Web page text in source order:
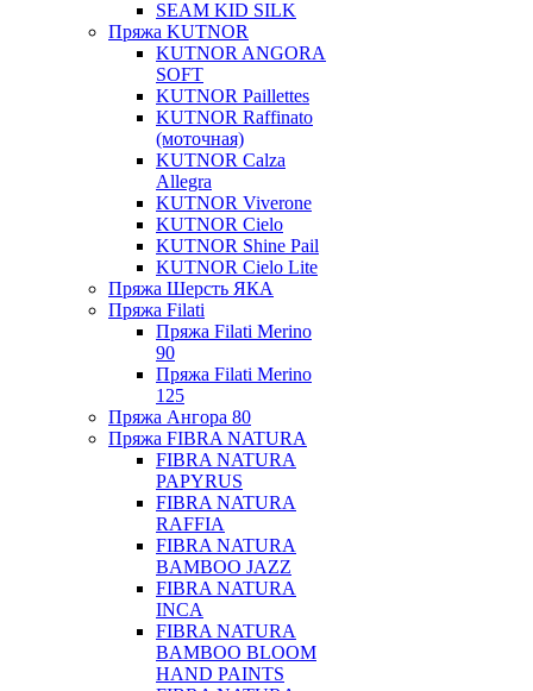
SEAM KID SILK
Пряжа KUTNOR
KUTNOR ANGORA
SOFT
KUTNOR Paillettes
KUTNOR Raffinato
(моточная)
KUTNOR Calza
Allegra
KUTNOR Viverone
KUTNOR Cielo
KUTNOR Shine Pail
KUTNOR Cielo Lite
Пряжа Шерсть ЯКА
Пряжа Filati
Пряжа Filati Merino
90
Пряжа Filati Merino
125
Пряжа Ангора 80
Пряжа FIBRA NATURA
FIBRA NATURA
PAPYRUS
FIBRA NATURA
RAFFIA
FIBRA NATURA
BAMBOO JAZZ
FIBRA NATURA
INCA
FIBRA NATURA
BAMBOO BLOOM
HAND PAINTS